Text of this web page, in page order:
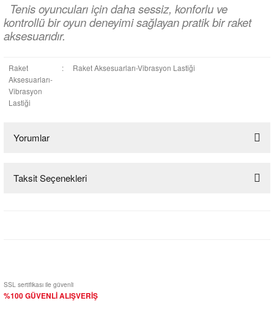
Tenis oyuncuları için daha sessiz, konforlu ve
kontrollü bir oyun deneyimi sağlayan pratik bir raket
aksesuarıdır.
Raket
Aksesuarları-
Vibrasyon
Lastiği
: Raket Aksesuarları-Vibrasyon Lastiği
Yorumlar
Bu ürüne ilk yorumu siz yapın!
Taksit Seçenekleri
SSL sertifikası ile güvenli
%100 GÜVENLİ ALIŞVERİŞ